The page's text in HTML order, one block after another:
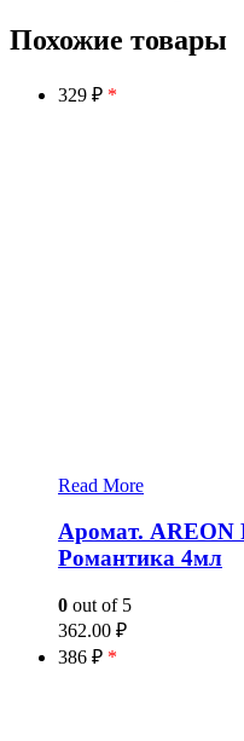
Похожие товары
329 ₽ *
Read More
Аромат. AREON
Романтика 4мл
0 out of 5
362.00 ₽
386 ₽ *